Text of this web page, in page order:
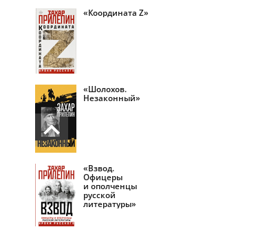
«Координата Z»
«Шолохов.
Незаконный»
«Взвод.
Офицеры
и ополченцы
русской
литературы»